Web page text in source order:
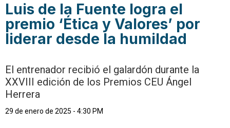
Luis de la Fuente logra el
premio ‘Ética y Valores’ por
liderar desde la humildad
El entrenador recibió el galardón durante la
XXVIII edición de los Premios CEU Ángel
Herrera
29 de enero de 2025 - 4:30 PM